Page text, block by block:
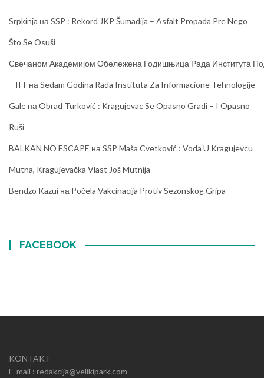
Srpkinja на SSP : Rekord JKP Šumadija – Asfalt Propada Pre Nego
Što Se Osuši
Свечаном Академијом Обележена Годишњица Рада Института
– IIT на Sedam Godina Rada Instituta Za Informacione Tehnologije
Gale на Obrad Turković : Kragujevac Se Opasno Gradi – I Opasno
Ruši
BALKAN NO ESCAPE на SSP Maša Cvetković : Voda U Kragujevcu
Mutna, Kragujevačka Vlast Još Mutnija
Bendzo Kazui на Počela Vakcinacija Protiv Sezonskog Gripa
FACEBOOK
KONTAKT
E-mail : redakcija@velikipark.com